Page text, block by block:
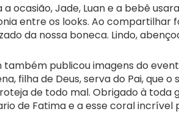
a ocasião, Jade, Luan e a bebê
entre os looks. Ao compartilhar
da nossa boneca. Lindo,
também publicou imagens do
filha de Deus, serva do Pai, que
de todo mal. Obrigado à toda
de Fatima e a esse coral incrível